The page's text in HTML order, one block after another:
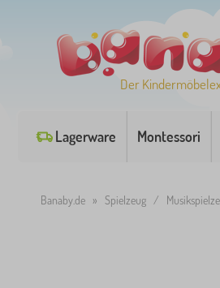
Der
Lagerware Montessori
Banaby.de » Spielzeug /